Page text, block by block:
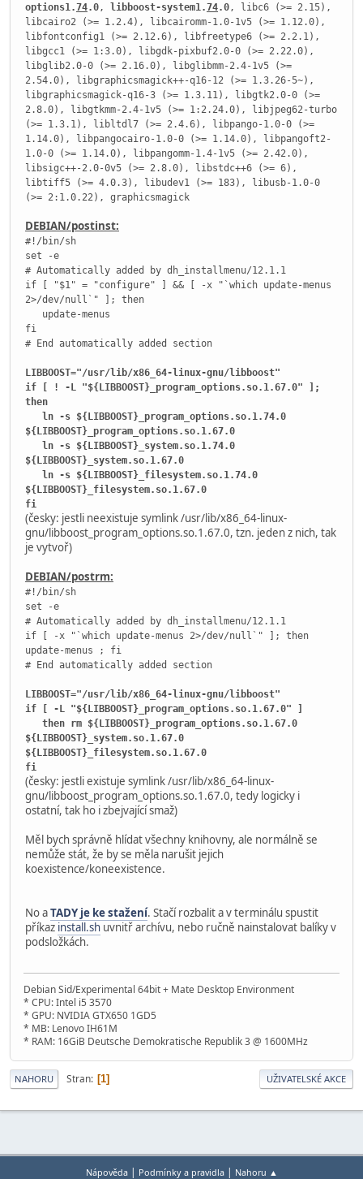
options1.74.0, libboost-system1.74.0, libc6 (>= 2.15),
libcairo2 (>= 1.2.4), libcairomm-1.0-1v5 (>= 1.12.0),
libfontconfig1 (>= 2.12.6), libfreetype6 (>= 2.2.1),
libgcc1 (>= 1:3.0), libgdk-pixbuf2.0-0 (>= 2.22.0),
libglib2.0-0 (>= 2.16.0), libglibmm-2.4-1v5 (>=
2.54.0), libgraphicsmagick++-q16-12 (>= 1.3.26-5~),
libgraphicsmagick-q16-3 (>= 1.3.11), libgtk2.0-0 (>=
2.8.0), libgtkmm-2.4-1v5 (>= 1:2.24.0), libjpeg62-turbo
(>= 1.3.1), libltdl7 (>= 2.4.6), libpango-1.0-0 (>=
1.14.0), libpangocairo-1.0-0 (>= 1.14.0), libpangoft2-
1.0-0 (>= 1.14.0), libpangomm-1.4-1v5 (>= 2.42.0),
libsigc++-2.0-0v5 (>= 2.8.0), libstdc++6 (>= 6),
libtiff5 (>= 4.0.3), libudev1 (>= 183), libusb-1.0-0
(>= 2:1.0.22), graphicsmagick
DEBIAN/postinst:
#!/bin/sh
set -e
# Automatically added by dh_installmenu/12.1.1
if [ "$1" = "configure" ] && [ -x "`which update-menus
2>/dev/null`" ]; then
update-menus
fi
# End automatically added section
LIBBOOST="/usr/lib/x86_64-linux-gnu/libboost"
if [ ! -L "${LIBBOOST}_program_options.so.1.67.0" ];
then
ln -s ${LIBBOOST}_program_options.so.1.74.0
${LIBBOOST}_program_options.so.1.67.0
ln -s ${LIBBOOST}_system.so.1.74.0
${LIBBOOST}_system.so.1.67.0
ln -s ${LIBBOOST}_filesystem.so.1.74.0
${LIBBOOST}_filesystem.so.1.67.0
fi
(česky: jestli neexistuje symlink /usr/lib/x86_64-linux-
gnu/libboost_program_options.so.1.67.0, tzn. jeden z nich, tak
je vytvoř)
DEBIAN/postrm:
#!/bin/sh
set -e
# Automatically added by dh_installmenu/12.1.1
if [ -x "`which update-menus 2>/dev/null`" ]; then
update-menus ; fi
# End automatically added section
LIBBOOST="/usr/lib/x86_64-linux-gnu/libboost"
if [ -L "${LIBBOOST}_program_options.so.1.67.0" ]
then rm ${LIBBOOST}_program_options.so.1.67.0
${LIBBOOST}_system.so.1.67.0
${LIBBOOST}_filesystem.so.1.67.0
fi
(česky: jestli existuje symlink /usr/lib/x86_64-linux-
gnu/libboost_program_options.so.1.67.0, tedy logicky i
ostatní, tak ho i zbejvající smaž)
Měl bych správně hlídat všechny knihovny, ale normálně se
nemůže stát, že by se měla narušit jejich
koexistence/koneexistence.
No aTADY je ke stažení. Stačí rozbalit a v terminálu spustit
příkaz install.sh uvnitř archívu, nebo ručně nainstalovat balíky v
podsložkách.
Debian Sid/Experimental 64bit + Mate Desktop Environment
* CPU: Intel i5 3570
* GPU: NVIDIA GTX650 1GD5
* MB: Lenovo IH61M
* RAM: 16GiB Deutsche Demokratische Republik 3 @ 1600MHz
NAHORU Stran 1 UŽIVATELSKÉ AKCE
Nápověda| Podmínky a pravidla| Nahoru ▲